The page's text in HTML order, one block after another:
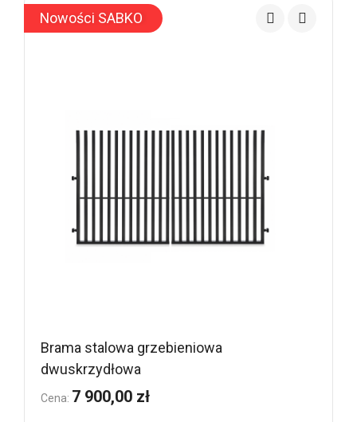
Nowości SABKO
Brama stalowa grzebieniowa
dwuskrzydłowa
Cena: 7 900,00 zł